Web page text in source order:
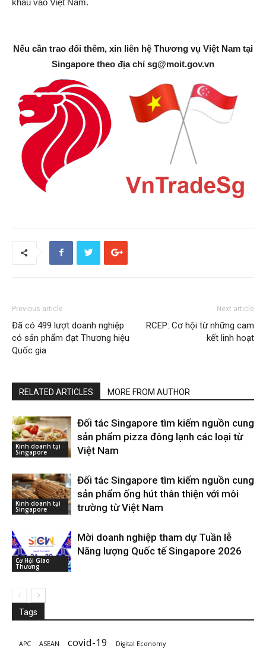
Nếu cần trao đổi thêm, xin liên hệ Thương vụ Việt Nam tại
Singapore theo địa chỉ sg@moit.gov.vn
Previous article
Đã có 499 lượt doanh nghiệp
có sản phẩm đạt Thương hiệu
Quốc gia
Next article
RCEP: Cơ hội từ những cam
kết linh hoạt
RELATED ARTICLES MORE FROM AUTHOR
Kinh doanh tại
Singapore
Đối tác Singapore tìm kiếm nguồn cung
sản phẩm pizza đông lạnh các loại từ
Việt Nam
Kinh doanh tại
Singapore
Đối tác Singapore tìm kiếm nguồn cung
sản phẩm ống hút thân thiện với môi
trường từ Việt Nam
Cơ Hội Giao
Thương
Mời doanh nghiệp tham dự Tuần lễ
Năng lượng Quốc tế Singapore 2026
Tags
APC ASEAN covid-19 Digital Economy